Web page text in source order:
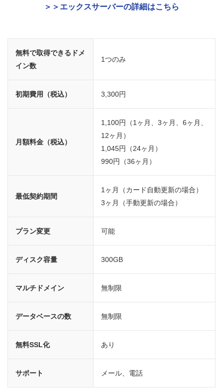
＞＞エックスサーバーの詳細はこちら
無料で取得できるドメ
イン数
1つのみ
初期費用（税込） 3,300円
月額料金（税込）
1,100円（1ヶ月、3ヶ月、6ヶ月、
12ヶ月）
1,045円（24ヶ月）
990円（36ヶ月）
最低契約期間
1ヶ月（カード自動更新の場合）
3ヶ月（手動更新の場合）
プラン変更 可能
ディスク容量 300GB
マルチドメイン 無制限
データベースの数 無制限
無料SSL化 あり
サポート メール、電話